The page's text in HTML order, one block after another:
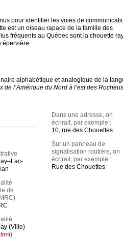
pour identifier les voies de
est un oiseau rapace de la famille des
fréquents au Québec sont la chouette
épervière.
alphabétique et analogique de la
de l’Amérique du Nord à l’est des
de
(Ville)
Dans une adresse, on
écrirait, par exemple :
10, rue des Chouettes
Sur un panneau de
signalisation routière, on
écrirait, par exemple :
Rue des Chouettes